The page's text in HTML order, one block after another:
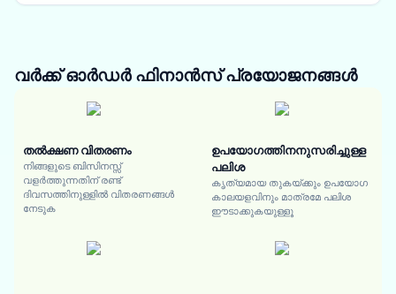
വർക്ക് ഓർഡർ ഫിനാൻസ്പ്രയോജനങ്ങൾ
തൽക്ഷണ വിതരണം
നിങ്ങളുടെ ബിസിനസ്സ്
വളർത്തുന്നതിന് രണ്ട്
ദിവസത്തിനുള്ളിൽ വിതരണങ്ങൾ
നേടുക
ഉപയോഗത്തിനനുസരിച്ചുള്ള
പലിശ
കൃത്യമായ തുകയ്ക്കും ഉപയോഗ
കാലയളവിനും മാത്രമേ പലിശ
ഈടാക്കുകയുള്ളൂ